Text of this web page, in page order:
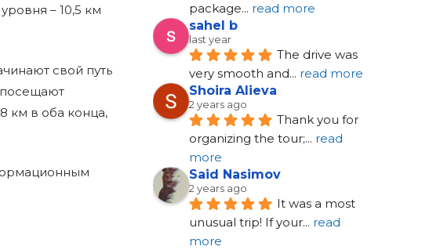
– 10,5 км
свой путь
км в оба конца,
package... read more
sahel b
last year
The drive was
very smooth and... read more
Shoira Alieva
2 years ago
Thank you for
organizing the tour;... read
more
Said Nasimov
2 years ago
It was a most
unusual trip! If your... read
more